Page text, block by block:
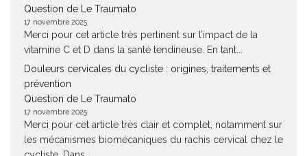
Question de Le Traumato
17 novembre 2025
Merci pour cet article très pertinent sur l’impact de la
vitamine C et D dans la santé tendineuse. En tant...
Douleurs cervicales du cycliste : origines, traitements et
prévention
Question de Le Traumato
17 novembre 2025
Merci pour cet article très clair et complet, notamment sur
les mécanismes biomécaniques du rachis cervical chez le